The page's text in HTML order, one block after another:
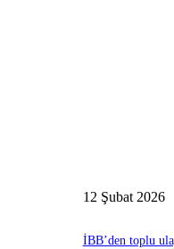
12 Şubat 2026
İBB’den toplu